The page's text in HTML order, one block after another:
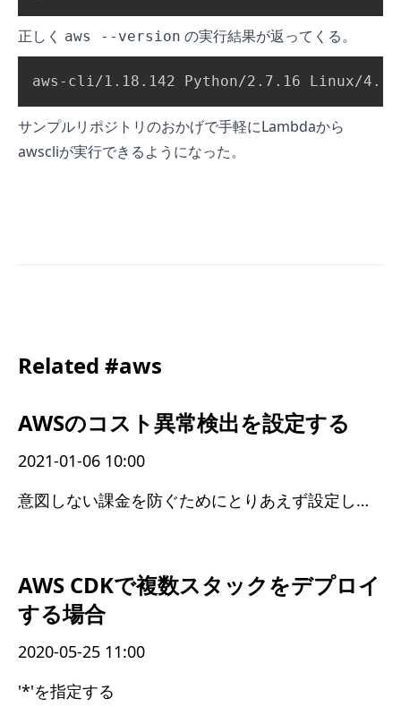
正しく aws --version の実行結果が返ってくる。
aws-cli/1.18.142 Python/2.7.16 Linux/
サンプルリポジトリのおかげで手軽にLambdaから
awscliが実行できるようになった。
Related #aws
AWSのコスト異常検出を設定する
2021-01-06 10:00
意図しない課金を防ぐためにとりあえず設定しておくと良さそう
AWS CDKで複数スタックをデプロイ
する場合
2020-05-25 11:00
'*'を指定する